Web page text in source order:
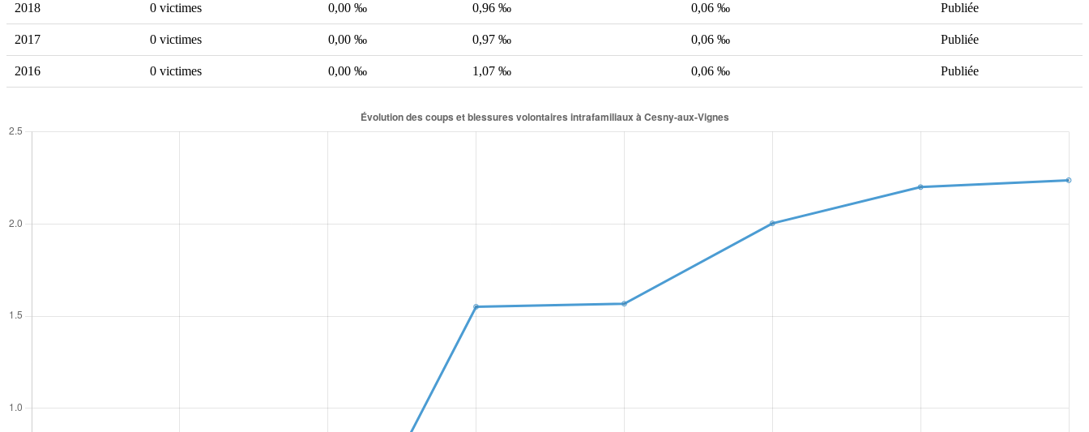
2018 0 victimes 0,00 ‰ 0,96 ‰ 0,06 ‰ Publiée
2017 0 victimes 0,00 ‰ 0,97 ‰ 0,06 ‰ Publiée
2016 0 victimes 0,00 ‰ 1,07 ‰ 0,06 ‰ Publiée